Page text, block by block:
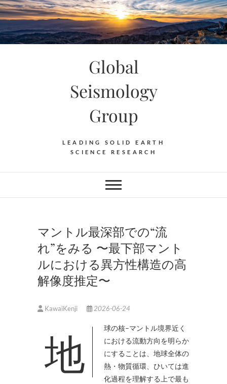
Skip
to
content
Global
Seismology
Group
LEADING SOLID EARTH
SCIENCE RESEARCH
マントル最深部での“流
れ”をみる 〜最下部マント
ルにおける異方性構造の高
解像度推定〜
KawaiKenji 2026-06-24
地球の核–マントル境界近く
における流動方向を明らか
にすることは、地球全体の
熱・物質循環、ひいては進
化過程を理解する上で最も